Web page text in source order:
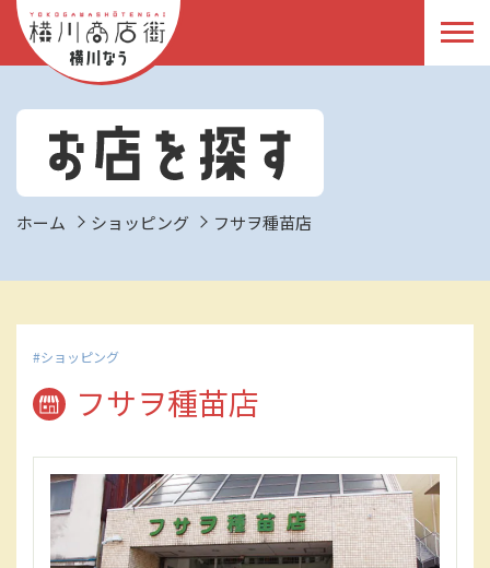
ホーム ショッピング フサヲ種苗店
ショッピング
フサヲ種苗店